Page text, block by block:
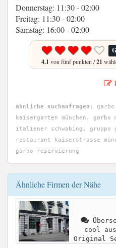
Donnerstag: 11:30 - 02:00
Freitag: 11:30 - 02:00
Samstag: 16:00 - 02:00
4.1 von fünf punkten /21
ähnliche suchanfragen:
kaisergarten münchen, garbo
italiener schwabing, gruppo
restaurant kaiserstrasse
garbo reservierung
Ähnliche Firmen der Nähe
cool
Original